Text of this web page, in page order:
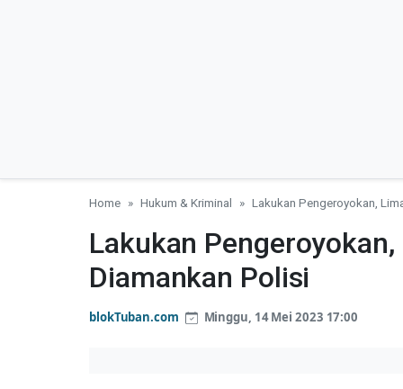
Home Hukum & Kriminal Lakukan Pengeroyokan,
Lakukan
Diamankan Polisi
blokTuban.com Minggu, 14 Mei 2023 17:00